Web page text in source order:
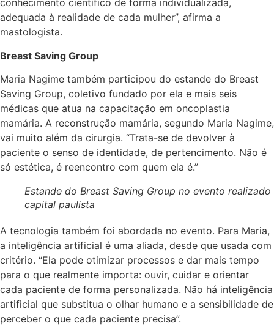
conhecimento científico de forma individualizada,
adequada à realidade de cada mulher”, afirma a
mastologista.
Breast Saving Group
Maria Nagime também participou do estande do Breast
Saving Group, coletivo fundado por ela e mais seis
médicas que atua na capacitação em oncoplastia
mamária. A reconstrução mamária, segundo Maria Nagime,
vai muito além da cirurgia. “Trata-se de devolver à
paciente o senso de identidade, de pertencimento. Não é
só estética, é reencontro com quem ela é.”
Estande do Breast Saving Group no evento realizado
capital paulista
A tecnologia também foi abordada no evento. Para Maria,
a inteligência artificial é uma aliada, desde que usada com
critério. “Ela pode otimizar processos e dar mais tempo
para o que realmente importa: ouvir, cuidar e orientar
cada paciente de forma personalizada. Não há inteligência
artificial que substitua o olhar humano e a sensibilidade de
perceber o que cada paciente precisa”.